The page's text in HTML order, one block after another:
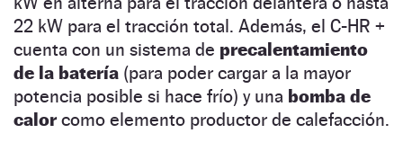
22 kW para el tracción total. Además, el C-HR +
cuenta con un sistema de precalentamiento
de la batería (para poder cargar a la mayor
potencia posible si hace frío) y una bomba de
calorcomo elemento productor de calefacción.